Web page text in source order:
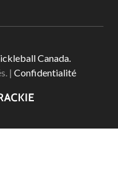
Canada.
| Confidentialité